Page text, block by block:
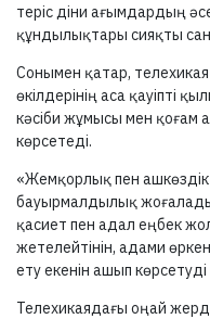
теріс діни ағымдардың
құндылықтары сияқты
Сонымен қатар, телехикая
өкілдерінің аса қауіпті
кәсіби жұмысы мен қоғам
көрсетеді.
«Жемқорлық пен ашкөздік
бауырмалдылық
қасиет пен адал еңбек
жетелейтінін, адами
ету екенін ашып
Телехикаядағы оңай